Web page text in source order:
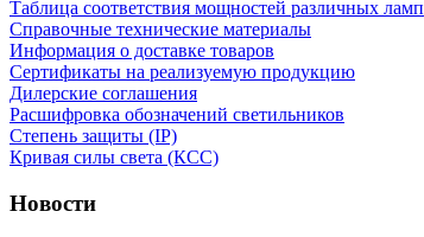
Таблица соответствия мощностей различных ламп
Справочные технические материалы
Информация о доставке товаров
Сертификаты на реализуемую продукцию
Дилерские соглашения
Расшифровка обозначений светильников
Степень защиты (IP)
Кривая силы света (КСС)
Новости